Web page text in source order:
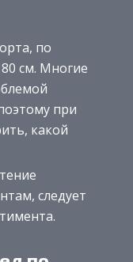
по
см. Многие
при
какой
следует